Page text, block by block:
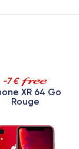
-7 €
XR 64 Go
Rouge